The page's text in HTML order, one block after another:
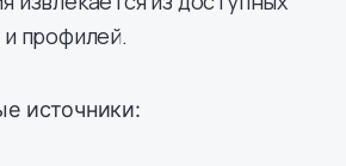
профилей.
источники: